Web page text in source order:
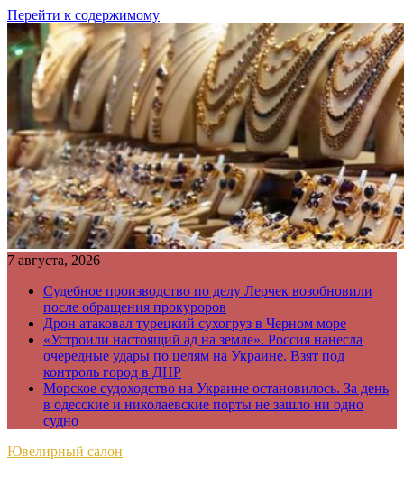
Перейти к содержимому
7 августа, 2026
Судебное производство по делу Лерчек возобновили
после обращения прокуроров
Дрон атаковал турецкий сухогруз в Черном море
«Устроили настоящий ад на земле». Россия нанесла
очередные удары по целям на Украине. Взят под
контроль город в ДНР
Морское судоходство на Украине остановилось. За день
в одесские и николаевские порты не зашло ни одно
судно
Ювелирный салон